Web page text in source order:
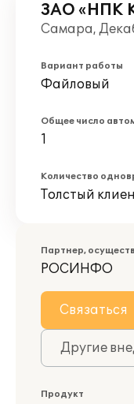
ЗАО «НПК
Самара,
Вариант работы
Файловый
Общее число
1
Количество
Толстый
Партнер,
РОСИНФО
Связаться
Другие
Продукт